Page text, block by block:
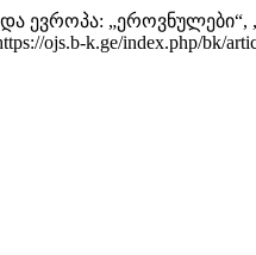
ევროპა:
ojs.b-k.ge/index.php/bk/